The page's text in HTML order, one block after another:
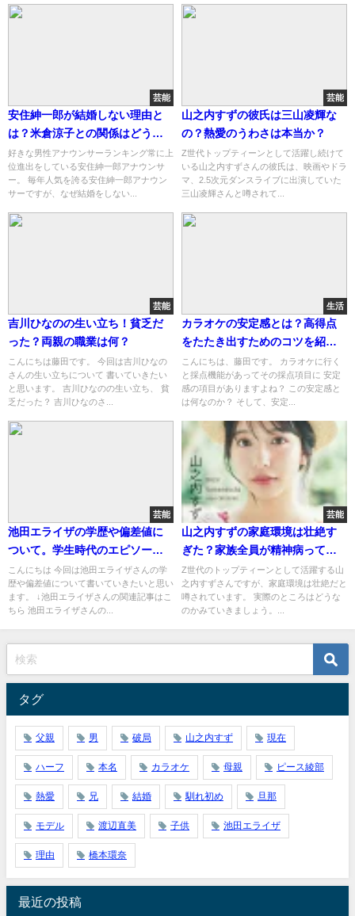
芸能
安住紳一郎が結婚しない理由と
は？米倉涼子との関係はどうな
った？
好きな男性アナウンサーランキング常に上
位進出をしている安住紳一郎アナウンサ
ー。 毎年人気を誇る安住紳一郎アナウン
サーですが、なぜ結婚をしない...
芸能
山之内すずの彼氏は三山凌輝な
の？熱愛のうわさは本当か？
Z世代トップティーンとして活躍し続けて
いる山之内すずさんの彼氏は、映画やドラ
マ、2.5次元ダンスライブに出演していた
三山凌輝さんと噂されて...
芸能
吉川ひなのの生い立ち！貧乏だ
った？両親の職業は何？
こんにちは藤田です。 今回は吉川ひなの
さんの生い立ちについて 書いていきたい
と思います。 吉川ひなのの生い立ち、 貧
乏だった？ 吉川ひなのさ...
生活
カラオケの安定感とは？高得点
をたたき出すためのコツを紹
介！
こんにちは、藤田です。 カラオケに行く
と採点機能があってその採点項目に 安定
感の項目がありますよね？ この安定感と
は何なのか？ そして、安定...
芸能
池田エライザの学歴や偏差値に
ついて。学生時代のエピソード
も
こんにちは 今回は池田エライザさんの学
歴や偏差値について書いていきたいと思い
ます。 ↓池田エライザさんの関連記事はこ
ちら 池田エライザさんの...
芸能
山之内すずの家庭環境は壮絶す
ぎた？家族全員が精神病ってほ
んと？
Z世代のトップティーンとして活躍する山
之内すずさんですが、家庭環境は壮絶だと
噂されています。 実際のところはどうな
のかみていきましょう。...
タグ
父親 男 破局 山之内すず 現在
ハーフ 本名 カラオケ 母親 ピース綾部
熱愛 兄 結婚 馴れ初め 旦那
モデル 渡辺直美 子供 池田エライザ
理由 橋本環奈
最近の投稿